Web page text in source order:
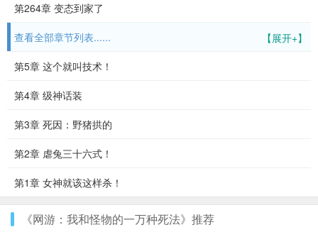
第264章 变态到家了
【展开+】
查看全部章节列表......
第5章 这个就叫技术！
第4章 级神话装
第3章 死因：野猪拱的
第2章 虐兔三十六式！
第1章 女神就该这样杀！
《网游：我和怪物的一万种死法》推荐